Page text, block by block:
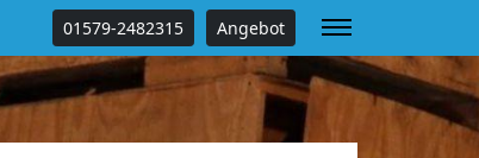
01579-2482315 Angebot